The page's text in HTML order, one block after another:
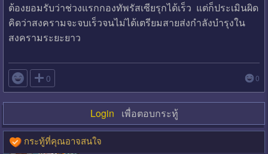
ต้องยอมรับว่าช่วงแรกกองทัพรัสเซียรุกได้เร็ว แต่ก็ประเมินผิด
คิดว่าสงครามจะจบเร็วจนไม่ได้เตรียมสายส่งกำลังบำรุงใน
สงครามระยะยาว
 0 0
Login เพื่อตอบกระทู้
กระทู้ที่คุณอาจสนใจ